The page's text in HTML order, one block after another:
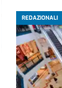
REDAZIONALI